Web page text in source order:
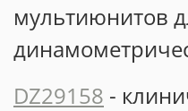
мультиюнитов
DZ29158 -